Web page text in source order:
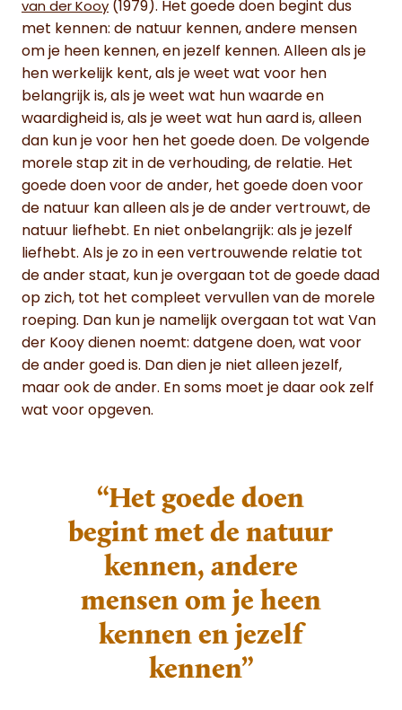
van der Kooy (1979). Het goede doen begint dus
met kennen: de natuur kennen, andere mensen
om je heen kennen, en jezelf kennen. Alleen als je
hen werkelijk kent, als je weet wat voor hen
belangrijk is, als je weet wat hun waarde en
waardigheid is, als je weet wat hun aard is, alleen
dan kun je voor hen het goede doen. De volgende
morele stap zit in de verhouding, de relatie. Het
goede doen voor de ander, het goede doen voor
de natuur kan alleen als je de ander vertrouwt, de
natuur liefhebt. En niet onbelangrijk: als je jezelf
liefhebt. Als je zo in een vertrouwende relatie tot
de ander staat, kun je overgaan tot de goede daad
op zich, tot het compleet vervullen van de morele
roeping. Dan kun je namelijk overgaan tot wat Van
der Kooy dienen noemt: datgene doen, wat voor
de ander goed is. Dan dien je niet alleen jezelf,
maar ook de ander. En soms moet je daar ook zelf
wat voor opgeven.
“Het goede doen
begint met de natuur
kennen, andere
mensen om je heen
kennen en jezelf
kennen”